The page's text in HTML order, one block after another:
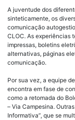
A juventude dos
sinteticamente, os
comunicação
CLOC. As experiências
impressas, boletins
alternativas, páginas
comunicação.
Por sua vez, a equipe
encontra em fase de
como a retomada do
– Via Campesina.
Informativa”, que se